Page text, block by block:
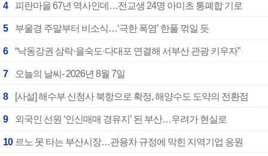
4 피란마을 67년 역사인데…전교생 24명 아미초 통폐합 기로
5 부울경 주말부터 비소식…‘극한 폭염’ 한풀 꺾일 듯
6 “낙동강권 삼락·을숙도·다대포 연결해 서부산 관광 키우자”
7 오늘의 날씨- 2026년 8월 7일
8 [사설] 해수부 신청사 북항으로 확정, 해양수도 도약의 전환점
9 외국인 선원 ‘인신매매 경유지’ 된 부산…우려가 현실로
10 르노 못 타는 부산시장…관용차 규정에 막힌 지역기업 응원